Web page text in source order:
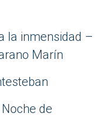
la inmensidad –
Marín
de